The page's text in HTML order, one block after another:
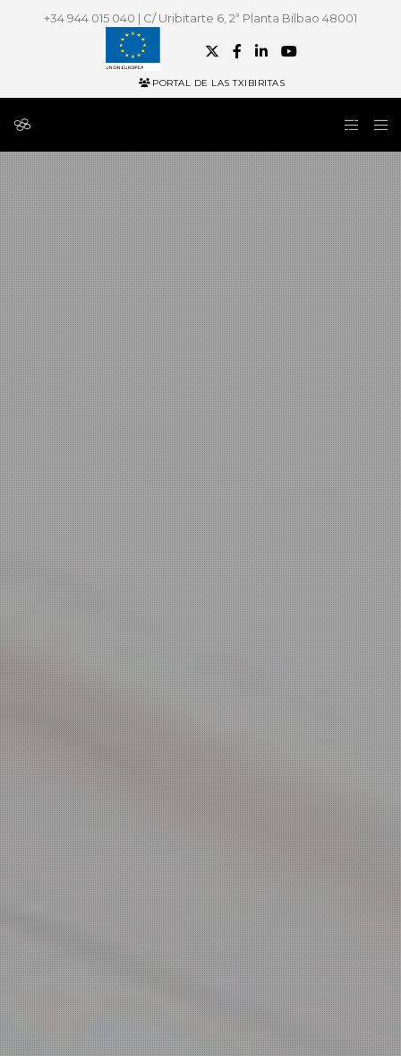
+34 944 015 040 | C/ Uribitarte 6, 2ª Planta Bilbao 48001
PORTAL DE LAS TXIBIRITAS